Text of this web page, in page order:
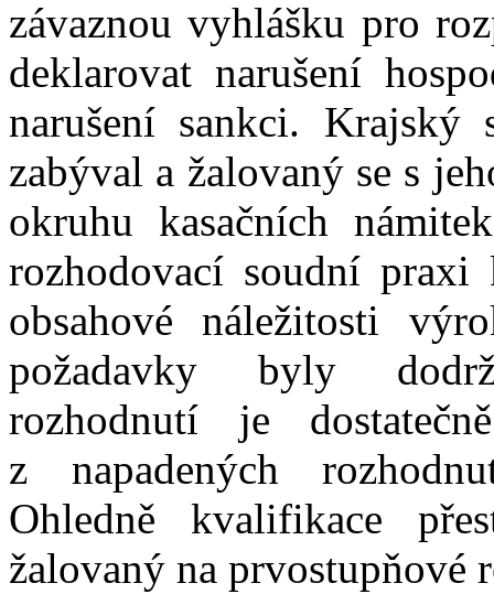
závaznou vyhlášku pro
deklarovat narušení
narušení sankci. Krajský
zabýval a žalovaný se s
okruhu kasačních
rozhodovací soudní praxi
obsahové náležitosti
požadavky byly
rozhodnutí je
z
napadených
Ohledně kvalifikace
žalovaný na prvostupňové